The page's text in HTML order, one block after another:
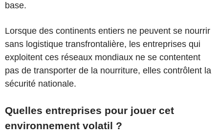
base.
Lorsque des continents entiers ne peuvent se nourrir
sans logistique transfrontalière, les entreprises qui
exploitent ces réseaux mondiaux ne se contentent
pas de transporter de la nourriture, elles contrôlent la
sécurité nationale.
Quelles entreprises pour jouer cet
environnement volatil ?